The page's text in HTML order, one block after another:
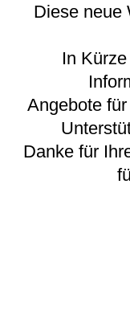
Diese neue
In
Angebote
Danke für